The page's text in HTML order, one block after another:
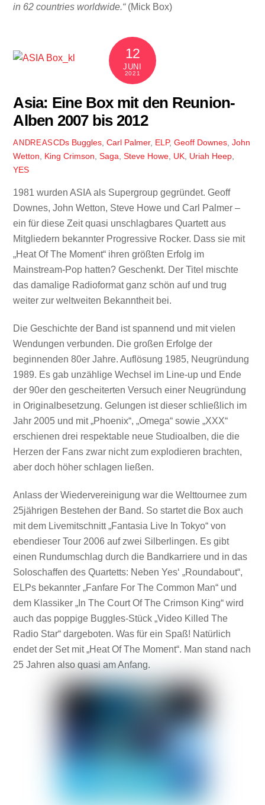
in 62 countries worldwide.“(Mick Box)
12
JUNI
2021
Asia: Eine Box mit den Reunion-
Alben 2007 bis 2012
ANDREASCDs Buggles, Carl Palmer, ELP, Geoff Downes, John
Wetton
King Crimson ,Saga ,Steve Howe UK Uriah Heep
YES
1981 wurden ASIA als Supergroup gegründet. Geoff
Downes, John Wetton, Steve Howe und Carl Palmer –
ein für diese Zeit quasi unschlagbares Quartett aus
Mitgliedern bekannter Progressive Rocker. Dass sie mit
„Heat Of The Moment“ ihren größten Erfolg im
Mainstream-Pop hatten? Geschenkt. Der Titel mischte
das damalige Radioformat ganz schön auf und trug
weiter zur weltweiten Bekanntheit bei.
Die Geschichte der Band ist spannend und mit vielen
Wendungen verbunden. Die großen Erfolge der
beginnenden 80er Jahre. Auflösung 1985, Neugründung
1989. Es gab unzählige Wechsel im Line-up und Ende
der 90er den gescheiterten Versuch einer Neugründung
in Originalbesetzung. Gelungen ist dieser schließlich im
Jahr 2005 und mit „Phoenix“, „Omega“ sowie „XXX“
erschienen drei respektable neue Studioalben, die die
Herzen der Fans zwar nicht zum explodieren brachten,
aber doch höher schlagen ließen.
Anlass der Wiedervereinigung war die Welttournee zum
25jährigen Bestehen der Band. So startet die Box auch
mit dem Livemitschnitt „Fantasia Live In Tokyo“ von
ebendieser Tour 2006 auf zwei Silberlingen. Es gibt
einen Rundumschlag durch die Bandkarriere und in das
Soloschaffen des Quartetts: Neben Yes‘ „Roundabout“,
ELPs bekannter „Fanfare For The Common Man“ und
dem Klassiker „In The Court Of The Crimson King“ wird
auch das poppige Buggles-Stück „Video Killed The
Radio Star“ dargeboten. Was für ein Spaß! Natürlich
endet der Set mit „Heat Of The Moment“. Man stand nach
25 Jahren also quasi am Anfang.